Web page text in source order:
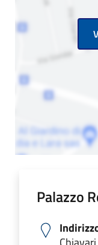
Palazzo